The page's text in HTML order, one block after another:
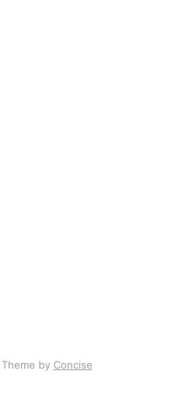
, Theme by Concise